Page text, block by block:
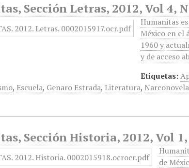
Sección Letras, 2012, Vol 4,
Humanitas
México en el
1960 y
y de acceso
Etiquetas:
, Escuela, Genaro Estrada, Literatura,
Sección Historia, 2012, Vol
de